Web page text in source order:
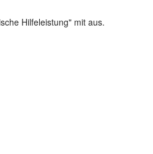
Hilfeleistung" mit aus.